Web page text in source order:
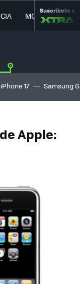
MOVILIDAD
Suscríbete a
iPhone 17 Samsung
Apple: